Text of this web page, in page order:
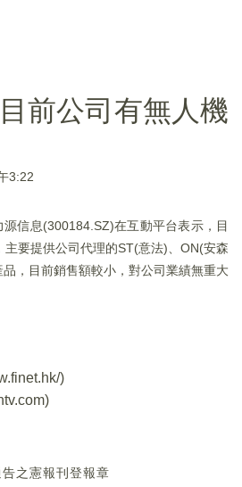
前公司有無人機
3:22
源信息(300184.SZ)在互動平台表示，目
要提供公司代理的ST(意法)、ON(安森
，目前銷售額較小，對公司業績無重大
)
)
之憲報刊登報章